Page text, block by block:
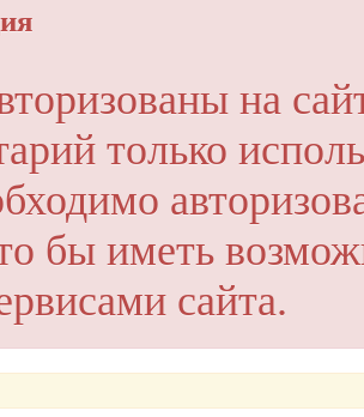
соц. сети
безопасно!
на
только
бы иметь
сайта.